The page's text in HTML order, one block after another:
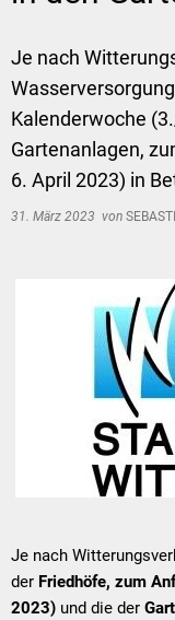
Je nach
Kalenderwoche
Gartenanlagen,
6. April 2023) in
31. März 2023 von
Je nach
der Friedhöfe, zum
2023) und die der